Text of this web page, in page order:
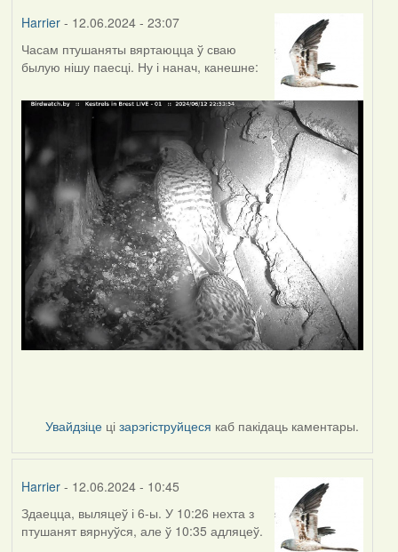
Harrier- 12.06.2024 - 23:07
Часам птушаняты вяртаюцца ў сваю
былую нішу паесці. Ну і нанач, канешне:
Увайдзіце цізарэгіструйцеся каб пакідаць каментары.
Harrier- 12.06.2024 - 10:45
Здаецца, выляцеў і 6-ы. У 10:26 нехта з
птушанят вярнуўся, але ў 10:35 адляцеў.